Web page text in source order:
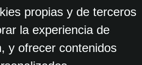
propias y de terceros
la experiencia de
y ofrecer contenidos